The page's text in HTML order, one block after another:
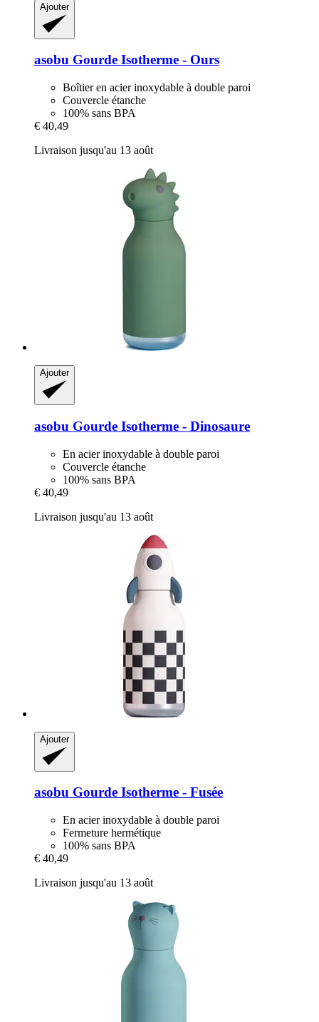
Ajouter
asobu Gourde Isotherme -​ Ours
Boîtier en acier inoxydable à double paroi
Couvercle étanche
100% sans BPA
€ 40,49
Livraison jusqu'au 13 août
Ajouter
asobu Gourde Isotherme -​ Dinosaure
En acier inoxydable à double paroi
Couvercle étanche
100% sans BPA
€ 40,49
Livraison jusqu'au 13 août
Ajouter
asobu Gourde Isotherme -​ Fusée
En acier inoxydable à double paroi
Fermeture hermétique
100% sans BPA
€ 40,49
Livraison jusqu'au 13 août